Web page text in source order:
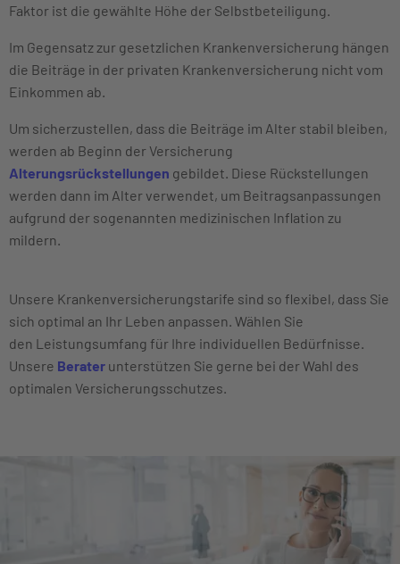
Faktor ist die gewählte Höhe der Selbstbeteiligung.
Im Gegensatz zur gesetzlichen Krankenversicherung hängen
die Beiträge in der privaten Krankenversicherung nicht vom
Einkommen ab.
Um sicherzustellen, dass die Beiträge im Alter stabil bleiben,
werden ab Beginn der Versicherung
Alterungsrückstellungen gebildet. Diese Rückstellungen
werden dann im Alter verwendet, um Beitragsanpassungen
aufgrund der sogenannten medizinischen Inflation zu
mildern.
Unsere Krankenversicherungstarife sind so flexibel, dass Sie
sich optimal an Ihr Leben anpassen. Wählen Sie
den Leistungsumfang für Ihre individuellen Bedürfnisse.
Unsere Berater unterstützen Sie gerne bei der Wahl des
optimalen Versicherungsschutzes.